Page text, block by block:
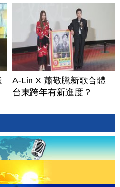
A-Lin X 蕭敬騰新歌合體
台東跨年有新進度？